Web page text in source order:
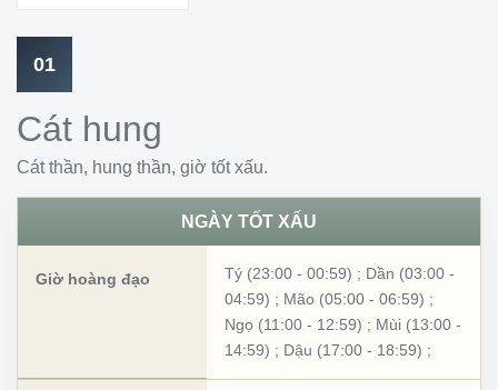
01
Cát hung
Cát thần, hung thần, giờ tốt xấu.
NGÀY TỐT XẤU
Giờ hoàng đạo Tý (23:00 - 00:59) ; Dần (03:00 -
04:59) ; Mão (05:00 - 06:59) ;
Ngọ (11:00 - 12:59) ; Mùi (13:00 -
14:59) ; Dậu (17:00 - 18:59) ;